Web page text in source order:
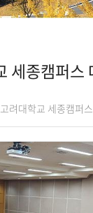
고려대학교 세종캠퍼스